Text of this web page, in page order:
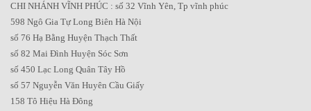
CHI NHÁNH VĨNH PHÚC : số 32 Vĩnh Yên, Tp vĩnh phúc
598 Ngô Gia Tự Long Biên Hà Nội
số 76 Hạ Bằng Huyện Thạch Thất
số 82 Mai Đình Huyện Sóc Sơn
số 450 Lạc Long Quân Tây Hồ
số 57 Nguyễn Văn Huyên Cầu Giấy
158 Tô Hiệu Hà Đông